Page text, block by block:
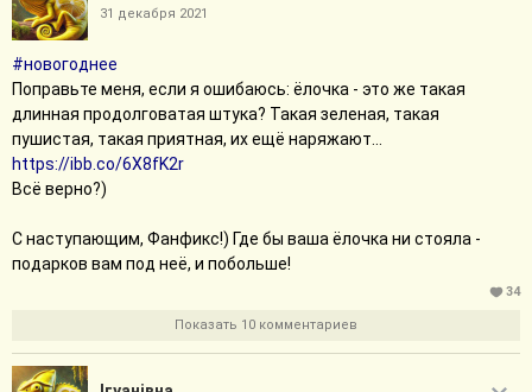
31 декабря 2021
#новогоднее
Поправьте меня, если я ошибаюсь: ёлочка - это же такая
длинная продолговатая штука? Такая зеленая, такая
пушистая, такая приятная, их ещё наряжают...
https://ibb.co/6X8fK2r
Всё верно?)
С наступающим, Фанфикс!) Где бы ваша ёлочка ни стояла -
подарков вам под неё, и побольше!
34
Показать 10 комментариев